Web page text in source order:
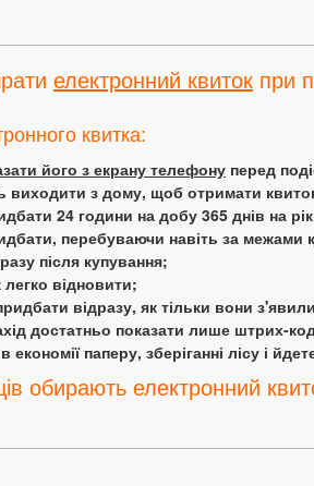
електронний квиток при
квитка:
його з екрану телефону перед
виходити з дому, щоб отримати
24 години на добу 365 днів на
перебуваючи навіть за межами
після купування;
відновити;
відразу, як тільки вони
достатньо показати лише штрих-
економії паперу, зберіганні лісу і
обирають електронний